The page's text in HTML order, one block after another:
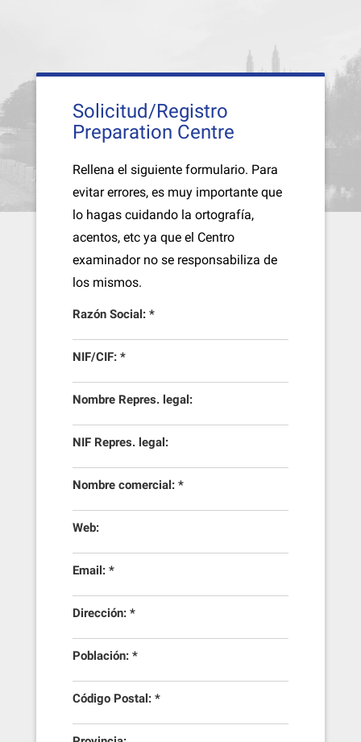
Solicitud/Registro
Preparation Centre
Rellena el siguiente formulario. Para
evitar errores, es muy importante que
lo hagas cuidando la ortografía,
acentos, etc ya que el Centro
examinador no se responsabiliza de
los mismos.
Razón Social: *
NIF/CIF: *
Nombre Repres. legal:
NIF Repres. legal:
Nombre comercial: *
Web:
Email: *
Dirección: *
Población: *
Código Postal: *